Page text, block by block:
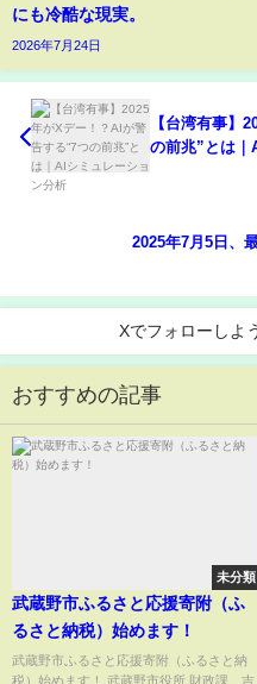
にも冷酷な現実。
2026年7月24日
【台湾有事】
の前兆”とは｜
2025年7月5日、
Xでフォローしよ
おすすめの記事
未分類
武蔵野市ふるさと応援寄附（ふ
るさと納税）始めます！
武蔵野市ふるさと応援寄附（ふるさと納
税）始めます！ 武蔵野市役所 財政課 吉